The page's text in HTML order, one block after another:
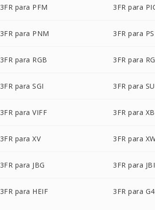
3FR para PFM 3FR para
3FR para PNM 3FR para
3FR para RGB 3FR para
3FR para SGI 3FR para
3FR para VIFF 3FR para
3FR para XV 3FR para
3FR para JBG 3FR para
3FR para HEIF 3FR para G4